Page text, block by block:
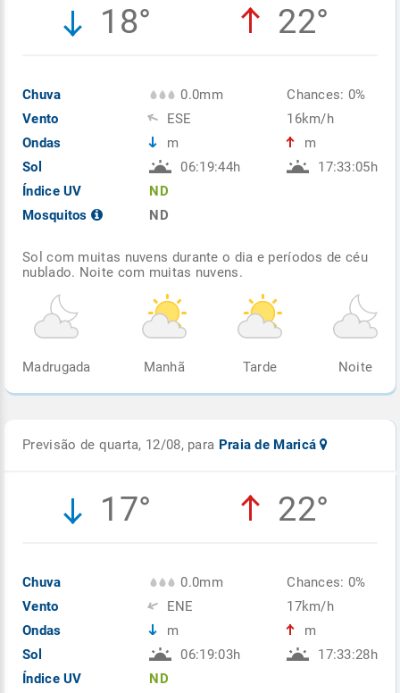
18° 22°
Chuva
Vento
Ondas
Sol
Índice UV
Mosquitos
0.0mm
ESE
m
06:19:44h
ND
ND
Chances: 0%
16km/h
m
17:33:05h
Sol com muitas nuvens durante o dia e períodos de céu
nublado. Noite com muitas nuvens.
Madrugada Manhã Tarde Noite
Previsão de quarta, 12/08, para Praia de Maricá
17° 22°
Chuva
Vento
Ondas
Sol
Índice UV
0.0mm
ENE
m
06:19:03h
ND
Chances: 0%
17km/h
m
17:33:28h